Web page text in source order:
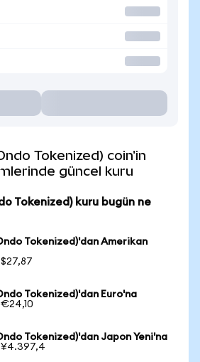
Tokenized) coin'in
güncel kuru
Tokenized) kuru bugün ne
Tokenized)'dan Amerikan
Tokenized)'dan Euro'na
Tokenized)'dan Japon Yeni'na
¥4.397,4